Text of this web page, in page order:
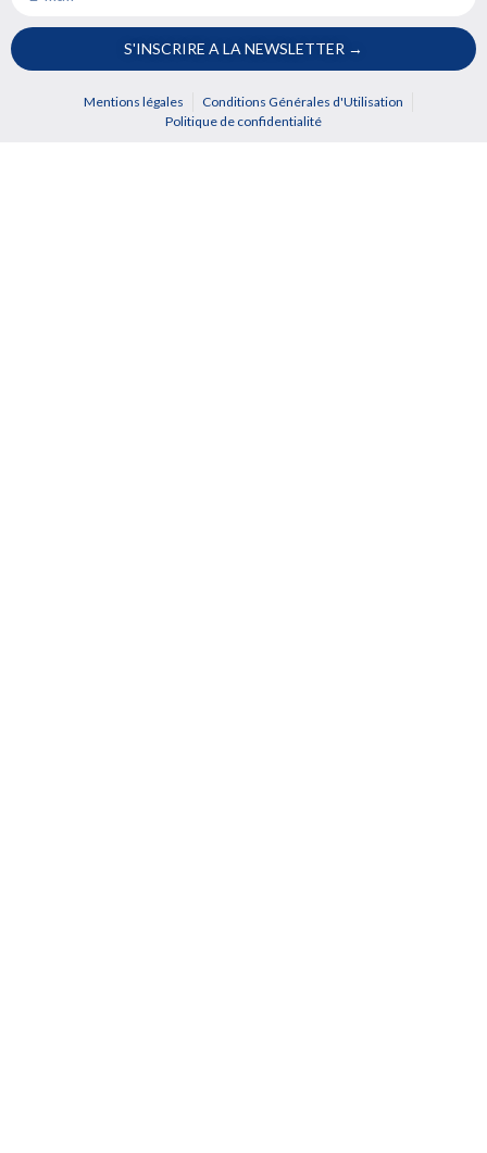
S'INSCRIRE A LA NEWSLETTER →
Mentions légales
Conditions Générales d'Utilisation
Politique de confidentialité